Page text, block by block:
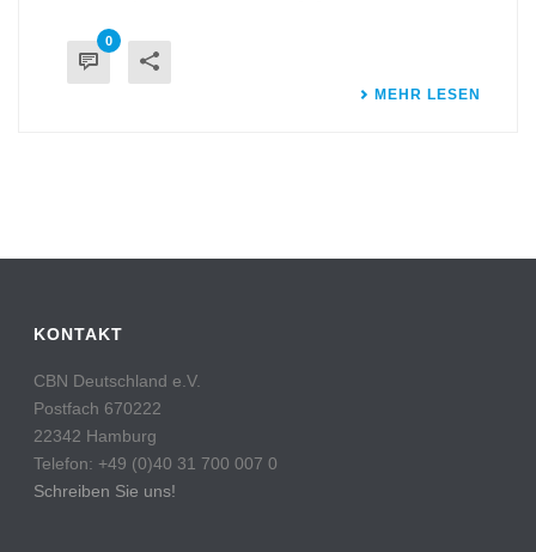
0
MEHR LESEN
KONTAKT
CBN Deutschland e.V.
Postfach 670222
22342 Hamburg
Telefon: +49 (0)40 31 700 007 0
Schreiben Sie uns!